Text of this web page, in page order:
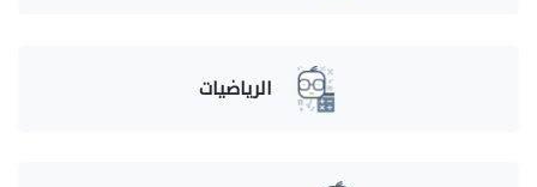
الرياضيات